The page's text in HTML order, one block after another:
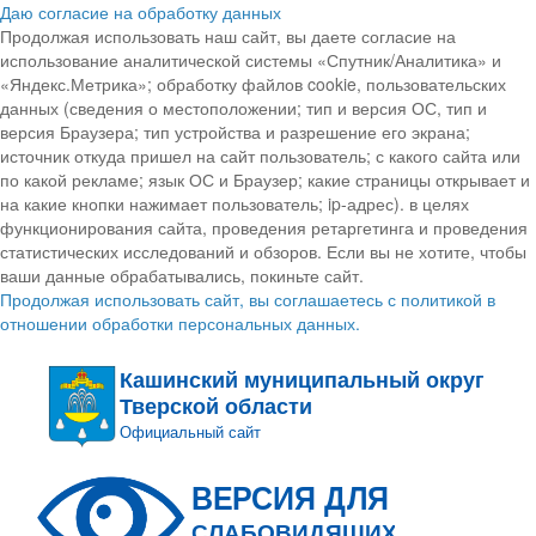
Даю согласие на обработку данных
Продолжая использовать наш сайт, вы даете согласие на
использование аналитической системы «Спутник/Аналитика» и
«Яндекс.Метрика»; обработку файлов cookie, пользовательских
данных (сведения о местоположении; тип и версия ОС, тип и
версия Браузера; тип устройства и разрешение его экрана;
источник откуда пришел на сайт пользователь; с какого сайта или
по какой рекламе; язык ОС и Браузер; какие страницы открывает и
на какие кнопки нажимает пользователь; ip-адрес). в целях
функционирования сайта, проведения ретаргетинга и проведения
статистических исследований и обзоров. Если вы не хотите, чтобы
ваши данные обрабатывались, покиньте сайт.
Продолжая использовать сайт, вы соглашаетесь с политикой в
отношении обработки персональных данных.